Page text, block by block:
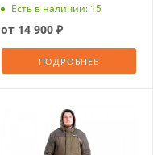
Есть в наличии: 15
от 14 900 ₽
ПОДРОБНЕЕ